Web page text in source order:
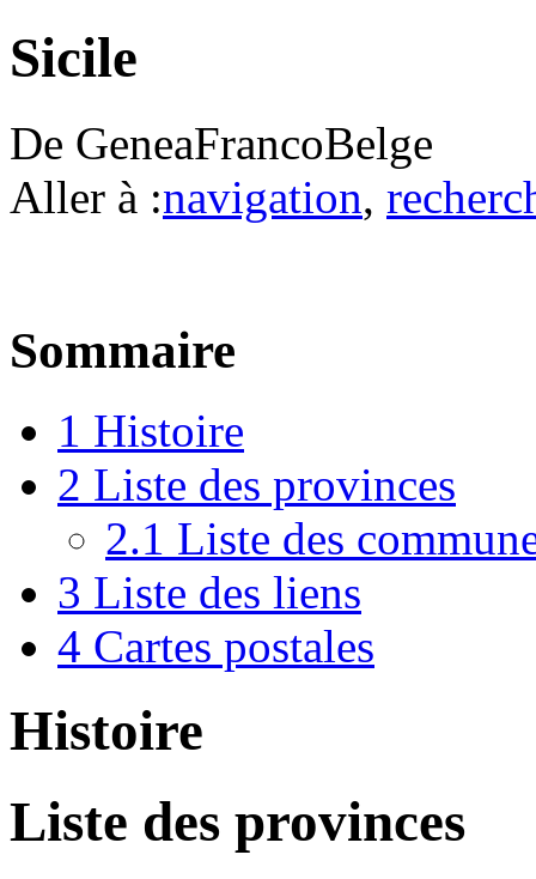
Sicile
De GeneaFrancoBelge
Aller à :navigation,
Sommaire
1 Histoire
2 Liste des provinces
2.1 Liste des
3 Liste des liens
4 Cartes postales
Histoire
Liste des provinces